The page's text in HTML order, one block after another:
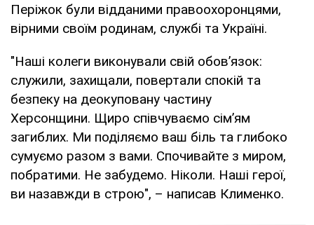
Періжок були відданими правоохоронцями,
вірними своїм родинам, службі та Україні.
"Наші колеги виконували свій обов’язок:
служили, захищали, повертали спокій та
безпеку на деокуповану частину
Херсонщини. Щиро співчуваємо сім’ям
загиблих. Ми поділяємо ваш біль та глибоко
сумуємо разом з вами. Спочивайте з миром,
побратими. Не забудемо. Ніколи. Наші герої,
ви назавжди в строю", – написав Клименко.